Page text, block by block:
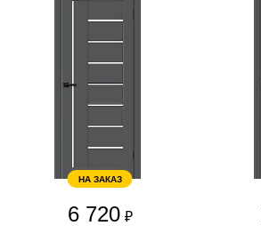
НА ЗАКАЗ
6 720 ₽